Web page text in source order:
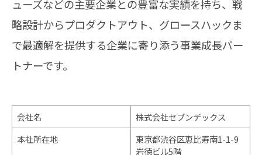
ューズなどの主要企業との豊富な実績を持ち、戦
略設計からプロダクトアウト、グロースハックま
で最適解を提供する企業に寄り添う事業成長パー
トナーです。
会社名
株式会社セブンデックス
本社所在地
東京都渋谷区恵比寿南1-1-9
岩徳ビル5階